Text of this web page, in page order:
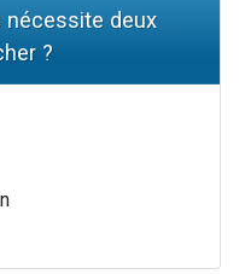
nécessite deux
?